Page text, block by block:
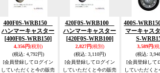
400F0S-WRB150
ハンマーキャスター
[400F0S-WRB150]
4,356円(税別)
(税込: 4,792円)
[会員登録してログイン
していただくと今の販売
420F0S-WRB100
ハンマーキャスター
[420F0S-WRB100]
2,827円(税別)
(税込: 3,110円)
[会員登録してログイン
していただくと今の販売
400S-
マーキャス
S-
3,589円(
(税込:
[会員登録して
していただくと